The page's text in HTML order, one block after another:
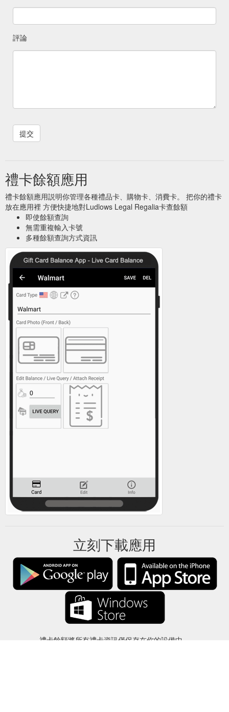
評論
禮卡餘額應用
禮卡餘額應用説明你管理各種禮品卡、購物卡、消費卡。 把你的禮卡
放在應用裡 方便快捷地對Ludlows Legal Regalia卡查餘額
即使餘額查詢
無需重複輸入卡號
多種餘額查詢方式資訊
立刻下載應用
禮卡餘額將所有禮卡資訊僅保存在你的設備中。